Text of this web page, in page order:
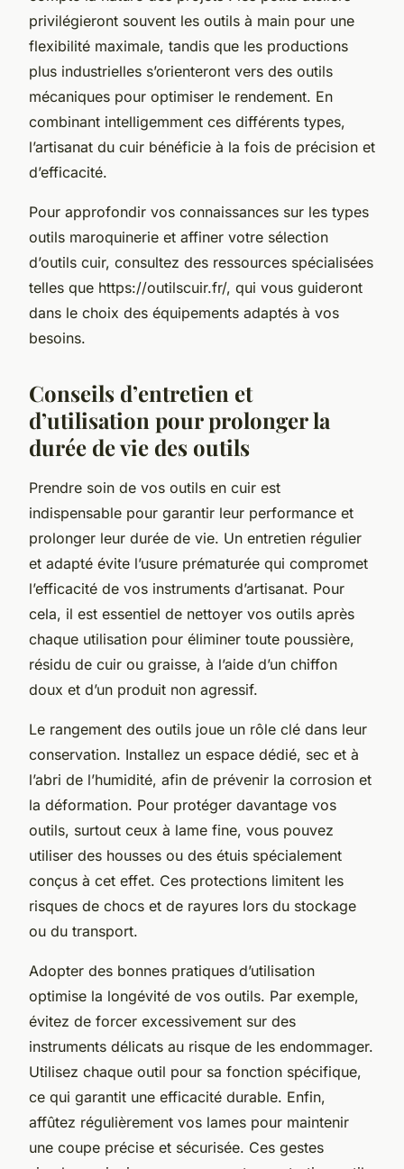
privilégieront souvent les outils à main pour une
flexibilité maximale, tandis que les productions
plus industrielles s’orienteront vers des outils
mécaniques pour optimiser le rendement. En
combinant intelligemment ces différents types,
l’artisanat du cuir bénéficie à la fois de précision et
d’efficacité.
Pour approfondir vos connaissances sur les types
outils maroquinerie et affiner votre sélection
d’outils cuir, consultez des ressources spécialisées
telles que https://outilscuir.fr/, qui vous guideront
dans le choix des équipements adaptés à vos
besoins.
Conseils d’entretien et
d’utilisation pour prolonger la
durée de vie des outils
Prendre soin de vos outils en cuir est
indispensable pour garantir leur performance et
prolonger leur durée de vie. Un entretien régulier
et adapté évite l’usure prématurée qui compromet
l’efficacité de vos instruments d’artisanat. Pour
cela, il est essentiel de nettoyer vos outils après
chaque utilisation pour éliminer toute poussière,
résidu de cuir ou graisse, à l’aide d’un chiffon
doux et d’un produit non agressif.
Le rangement des outils joue un rôle clé dans leur
conservation. Installez un espace dédié, sec et à
l’abri de l’humidité, afin de prévenir la corrosion et
la déformation. Pour protéger davantage vos
outils, surtout ceux à lame fine, vous pouvez
utiliser des housses ou des étuis spécialement
conçus à cet effet. Ces protections limitent les
risques de chocs et de rayures lors du stockage
ou du transport.
Adopter des bonnes pratiques d’utilisation
optimise la longévité de vos outils. Par exemple,
évitez de forcer excessivement sur des
instruments délicats au risque de les endommager.
Utilisez chaque outil pour sa fonction spécifique,
ce qui garantit une efficacité durable. Enfin,
affûtez régulièrement vos lames pour maintenir
une coupe précise et sécurisée. Ces gestes